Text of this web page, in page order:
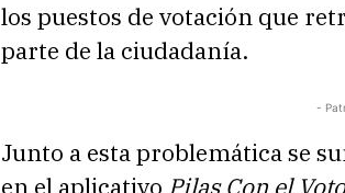
los puestos de votación que
parte de la ciudadanía.
-
Junto a esta problemática se
en el aplicativo Pilas Con el